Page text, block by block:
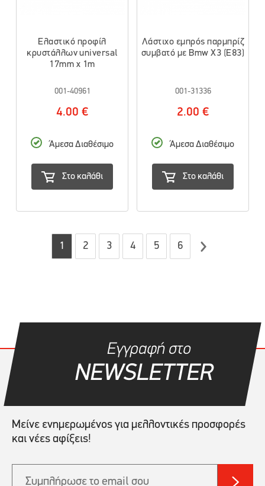
Ελαστικό προφίλ
κρυστάλλων universal
17mm x 1m
001-40961
4.00 €
Άμεσα Διαθέσιμο
Στο καλάθι
Λάστιχο εμπρός παρμπρίζ
συμβατό με Bmw X3 (E83)
001-31336
2.00 €
Άμεσα Διαθέσιμο
Στο καλάθι
1 2 3 4 5 6
Εγγραφή στο
NEWSLETTER
Μείνε ενημερωμένος για μελλοντικές προσφορές
και νέες αφίξεις!